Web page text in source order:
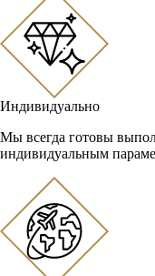
Индивидуально
Мы всегда готовы
индивидуальным